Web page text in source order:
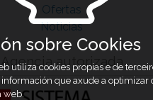
Ofertas
Noticias
Agencia autorizada
sobre Cookies
utiliza cookies propias e de
que axude a optimizar
web.